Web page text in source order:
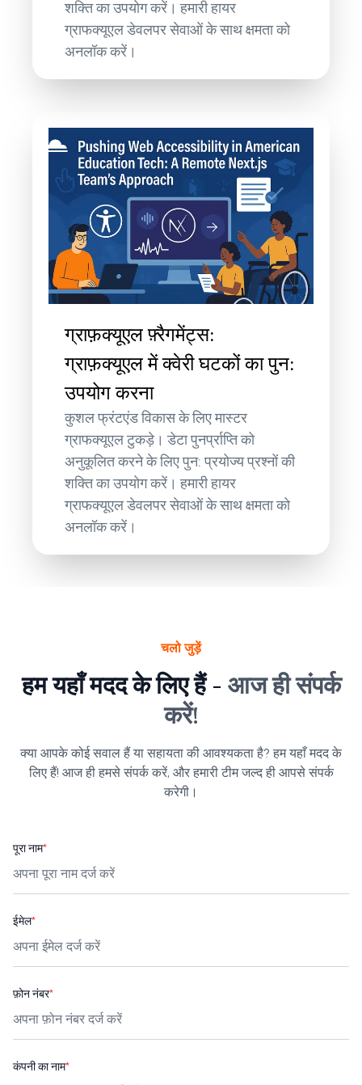
शक्ति का उपयोग करें। हमारी हायर
ग्राफक्यूएल डेवलपर सेवाओं के साथ क्षमता को
अनलॉक करें।
ग्राफ़क्यूएल फ़्रैगमेंट्स:
ग्राफ़क्यूएल में क्वेरी घटकों का पुन:
उपयोग करना
कुशल फ्रंटएंड विकास के लिए मास्टर
ग्राफक्यूएल टुकड़े। डेटा पुनर्प्राप्ति को
अनुकूलित करने के लिए पुन: प्रयोज्य प्रश्नों की
शक्ति का उपयोग करें। हमारी हायर
ग्राफक्यूएल डेवलपर सेवाओं के साथ क्षमता को
अनलॉक करें।
चलो जुड़ें
हम यहाँ मदद के लिए हैं - आज ही संपर्क
करें!
क्या आपके कोई सवाल हैं या सहायता की आवश्यकता है? हम यहाँ मदद के
लिए हैं! आज ही हमसे संपर्क करें, और हमारी टीम जल्द ही आपसे संपर्क
करेगी।
पूरा नाम*
ईमेल*
फ़ोन नंबर*
कंपनी का नाम*